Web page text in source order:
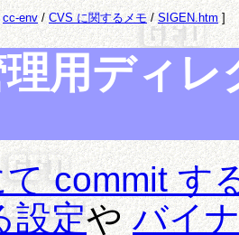
cc-env/CVS に関するメモ/SIGEN.htm]
用ディレ
commit す
設定やバイ